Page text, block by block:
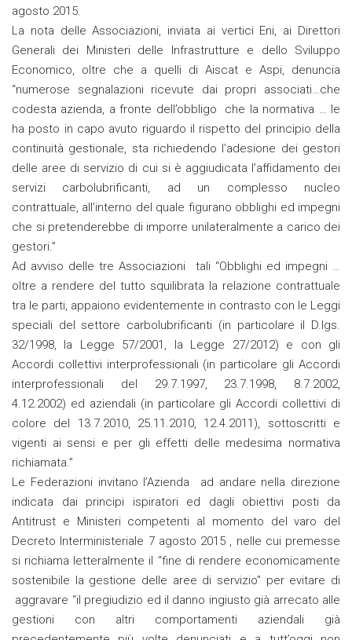
agosto 2015.
La nota delle Associazioni, inviata ai vertici Eni, ai Direttori
Generali dei Ministeri delle Infrastrutture e dello Sviluppo
Economico, oltre che a quelli di Aiscat e Aspi, denuncia
“numerose segnalazioni ricevute dai propri associati…che
codesta azienda, a fronte dell’obbligo che la normativa … le
ha posto in capo avuto riguardo il rispetto del principio della
continuità gestionale, sta richiedendo l’adesione dei gestori
delle aree di servizio di cui si è aggiudicata l’affidamento dei
servizi carbolubrificanti, ad un complesso nucleo
contrattuale, all’interno del quale figurano obblighi ed impegni
che si pretenderebbe di imporre unilateralmente a carico dei
gestori.”
Ad avviso delle tre Associazioni tali “Obblighi ed impegni …
oltre a rendere del tutto squilibrata la relazione contrattuale
tra le parti, appaiono evidentemente in contrasto con le Leggi
speciali del settore carbolubrificanti (in particolare il D.lgs.
32/1998, la Legge 57/2001, la Legge 27/2012) e con gli
Accordi collettivi interprofessionali (in particolare gli Accordi
interprofessionali del 29.7.1997, 23.7.1998, 8.7.2002,
4.12.2002) ed aziendali (in particolare gli Accordi collettivi di
colore del 13.7.2010, 25.11.2010, 12.4.2011), sottoscritti e
vigenti ai sensi e per gli effetti delle medesima normativa
richiamata.”
Le Federazioni invitano l’Azienda ad andare nella direzione
indicata dai principi ispiratori ed dagli obiettivi posti da
Antitrust e Ministeri competenti al momento del varo del
Decreto Interministeriale 7 agosto 2015 , nelle cui premesse
si richiama letteralmente il “fine di rendere economicamente
sostenibile la gestione delle aree di servizio” per evitare di
aggravare “il pregiudizio ed il danno ingiusto già arrecato alle
gestioni con altri comportamenti aziendali già